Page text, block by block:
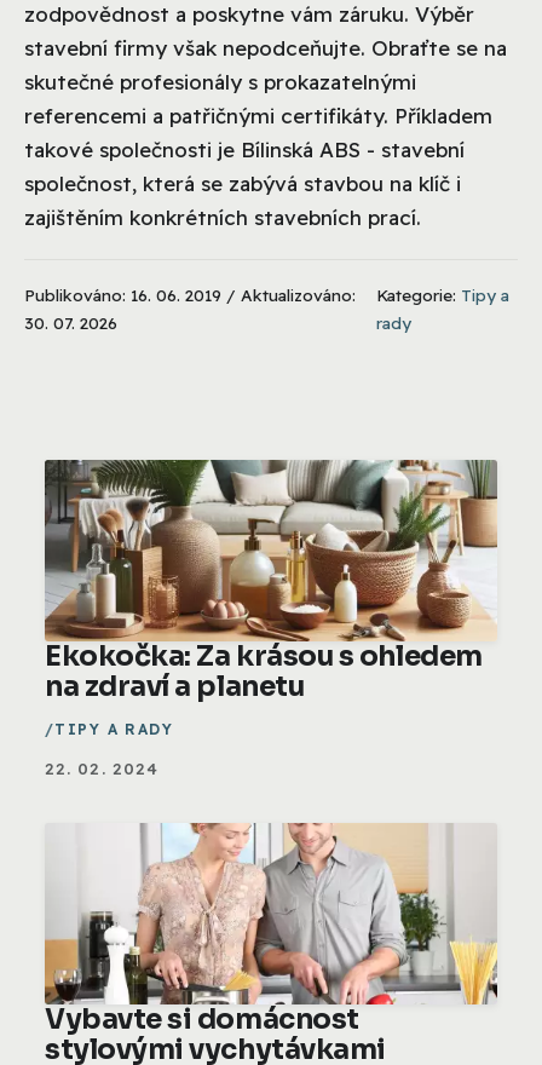
zodpovědnost a poskytne vám záruku. Výběr
stavební firmy však nepodceňujte. Obraťte se na
skutečné profesionály s prokazatelnými
referencemi a patřičnými certifikáty. Příkladem
takové společnosti je Bílinská ABS - stavební
společnost, která se zabývá stavbou na klíč i
zajištěním konkrétních stavebních prací.
Publikováno: 16. 06. 2019 / Aktualizováno:
30. 07. 2026
Kategorie: Tipy a
rady
Ekokočka: Za krásou s ohledem
na zdraví a planetu
TIPY A RADY
22. 02. 2024
Vybavte si domácnost
stylovými vychytávkami